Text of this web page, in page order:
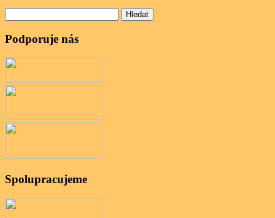
Podporuje nás
Spolupracujeme